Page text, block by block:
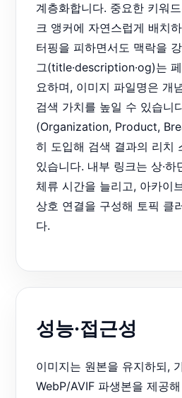
계층화합니다. 중요한 키워드
크 앵커에 자연스럽게 배치
터핑을 피하면서도 맥락을
그(title·description·og)는
요하며, 이미지 파일명은 개
검색 가치를 높일 수 있습니
(Organization, Product,
히 도입해 검색 결과의 리치
있습니다. 내부 링크는 상·
체류 시간을 늘리고, 아카이
상호 연결을 구성해 토픽 클
다.
성능·접근성
이미지는 원본을 유지하되,
WebP/AVIF 파생본을 제공